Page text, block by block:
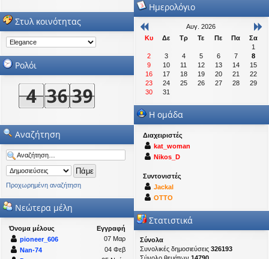
Στυλ κοινότητας
Ρολόι
Αναζήτηση
Προχωρημένη αναζήτηση
Νεώτερα μέλη
Όνομα μέλους
Εγγραφή
pioneer_606
07 Μαρ
Nan-74
04 Φεβ
Ημερολόγιο
Αυγ. 2026
Κυ
Δε Τρ Τε Πε Πα
Σα
1
2
3 4 5 6 7
8
9
10 11 12 13 14
15
16
17 18 19 20 21
22
23
24 25 26 27 28
29
30
31
Η ομάδα
Διαχειριστές
kat_woman
Nikos_D
Συντονιστές
Jackal
OTTO
Στατιστικά
Σύνολα
Συνολικές δημοσιεύσεις326193